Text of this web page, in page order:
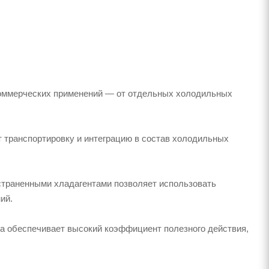
применений — от отдельных холодильных
и интеграцию в состав холодильных
хладагентами позволяет использовать
высокий коэффициент полезного действия,